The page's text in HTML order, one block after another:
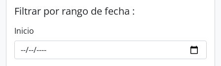
Filtrar por rango de fecha :
Inicio